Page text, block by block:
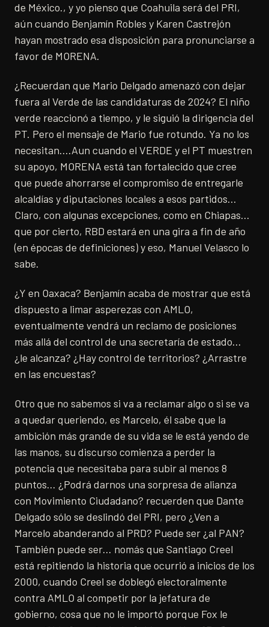
de México., y yo pienso que Coahuila será del PRI,
aún cuando Benjamín Robles y Karen Castrejón
hayan mostrado esa disposición para pronunciarse a
favor de MORENA.
¿Recuerdan que Mario Delgado amenazó con dejar
fuera al Verde de las candidaturas de 2024? El niño
verde reaccionó a tiempo, y le siguió la dirigencia del
PT. Pero el mensaje de Mario fue rotundo. Ya no los
necesitan….Aun cuando el VERDE y el PT muestren
su apoyo, MORENA está tan fortalecido que cree
que puede ahorrarse el compromiso de entregarle
alcaldías y diputaciones locales a esos partidos…
Claro, con algunas excepciones, como en Chiapas…
que por cierto, RBD estará en una gira a fin de año
(en épocas de definiciones) y eso, Manuel Velasco lo
sabe.
¿Y en Oaxaca? Benjamín acaba de mostrar que está
dispuesto a limar asperezas con AMLO,
eventualmente vendrá un reclamo de posiciones
más allá del control de una secretaría de estado…
¿le alcanza? ¿Hay control de territorios? ¿Arrastre
en las encuestas?
Otro que no sabemos si va a reclamar algo o si se va
a quedar queriendo, es Marcelo, él sabe que la
ambición más grande de su vida se le está yendo de
las manos, su discurso comienza a perder la
potencia que necesitaba para subir al menos 8
puntos… ¿Podrá darnos una sorpresa de alianza
con Movimiento Ciudadano? recuerden que Dante
Delgado sólo se deslindó del PRI, pero ¿Ven a
Marcelo abanderando al PRD? Puede ser ¿al PAN?
También puede ser… nomás que Santiago Creel
está repitiendo la historia que ocurrió a inicios de los
2000, cuando Creel se doblegó electoralmente
contra AMLO al competir por la jefatura de
gobierno, cosa que no le importó porque Fox le